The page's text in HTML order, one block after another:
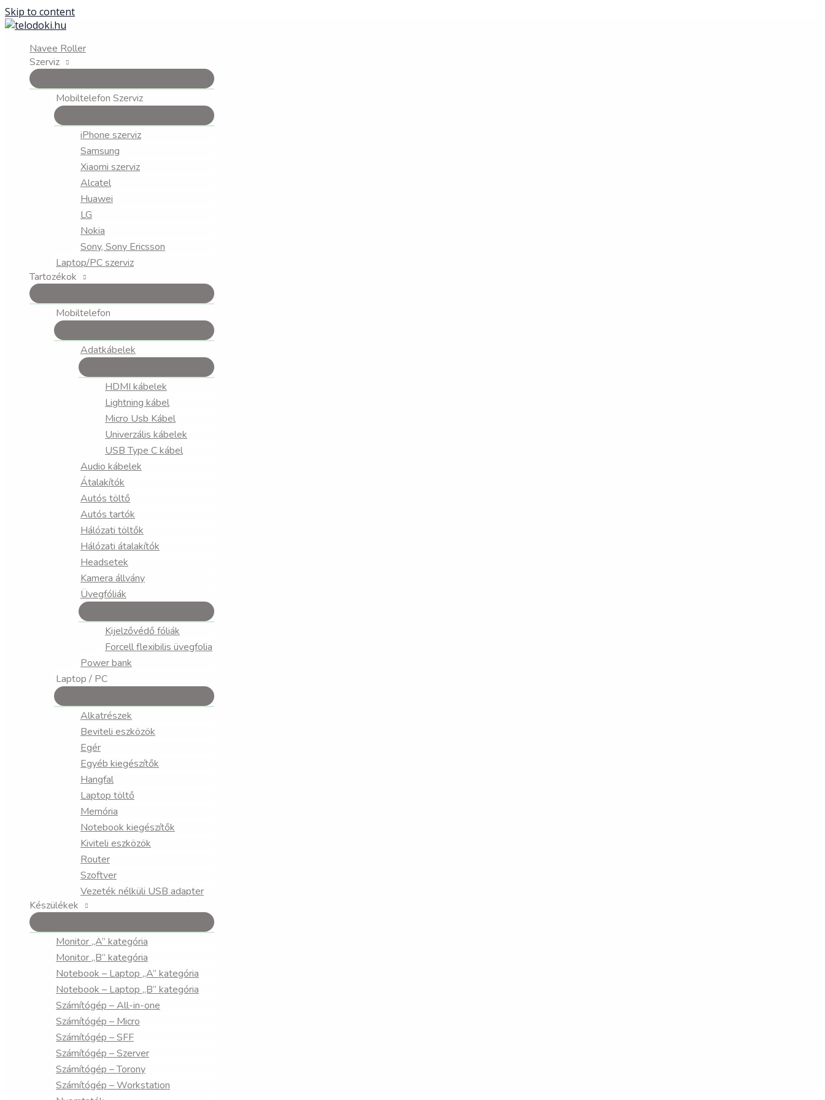
Skip to content
Navee Roller
Szerviz
Mobiltelefon Szerviz
iPhone szerviz
Samsung
Xiaomi szerviz
Alcatel
Huawei
LG
Nokia
Sony, Sony Ericsson
Laptop/PC szerviz
Tartozékok
Mobiltelefon
Adatkábelek
HDMI kábelek
Lightning kábel
Micro Usb Kábel
Univerzális kábelek
USB Type C kábel
Audio kábelek
Átalakítók
Autós töltő
Autós tartók
Hálózati töltők
Hálózati átalakítók
Headsetek
Kamera állvány
Üvegfóliák
Kijelzővédő fóliák
Forcell flexibilis üvegfolia
Power bank
Laptop / PC
Alkatrészek
Beviteli eszközök
Egér
Egyéb kiegészítők
Hangfal
Laptop töltő
Memória
Notebook kiegészítők
Kiviteli eszközök
Router
Szoftver
Vezeték nélküli USB adapter
Készülékek
Monitor „A” kategória
Monitor „B” kategória
Notebook – Laptop „A” kategória
Notebook – Laptop „B” kategória
Számítógép – All-in-one
Számítógép – Micro
Számítógép – SFF
Számítógép – Szerver
Számítógép – Torony
Számítógép – Workstation